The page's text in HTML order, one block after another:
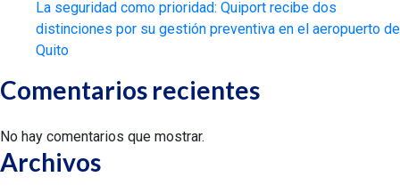
La seguridad como prioridad: Quiport recibe dos
distinciones por su gestión preventiva en el aeropuerto de
Quito
Comentarios recientes
No hay comentarios que mostrar.
Archivos